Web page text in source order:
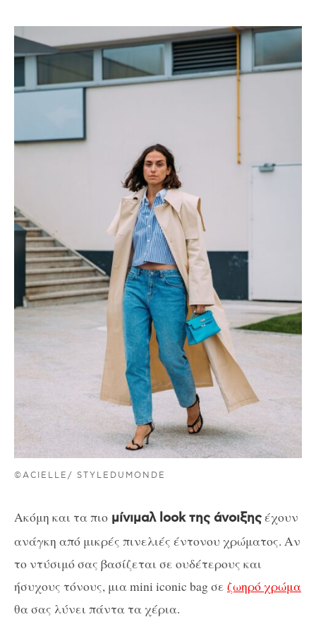
©ACIELLE/ STYLEDUMONDE
Ακόμη και τα πιο μίνιμαλ look της άνοιξηςέχουν
ανάγκη από μικρές πινελιές έντονου χρώματος. Αν
το ντύσιμό σας βασίζεται σε ουδέτερους και
ήσυχους τόνους, μια mini iconic bag σε ζωηρό χρώμα
θα σας λύνει πάντα τα χέρια.